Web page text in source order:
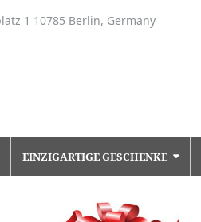
1 10785 Berlin, Germany
EINZIGARTIGE GESCHENKE